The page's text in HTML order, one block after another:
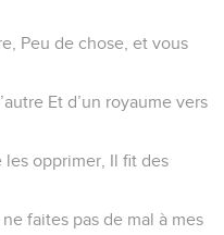
Peu de chose, et vous
Et d’un royaume vers
les opprimer, Il fit des
faites pas de mal à mes